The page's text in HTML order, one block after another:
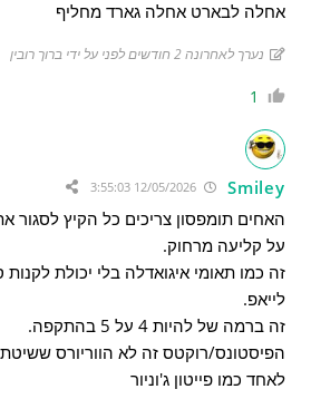
אחלה לבארט אחלה גארד מחליף
נערך לאחרונה 2 חודשים לפני על ידי ברוך רובין
1
Smiley
האחים תומפסון צריכים כל הקיץ לסגור
על קליעה מרחוק.
זה כמו תאומי איגואדלה בלי יכולת
לייאפ.
זה ברמה של להיות 4 על 5 בהתקפה.
הפיסטונס/רוקטס זה לא הווריורס
לאחד כמו פייטון ג'וניור